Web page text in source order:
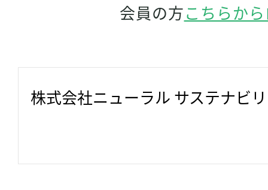
会員の方こちらか
株式会社ニューラル サステナビ